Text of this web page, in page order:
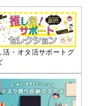
活・オタ活サポートグ